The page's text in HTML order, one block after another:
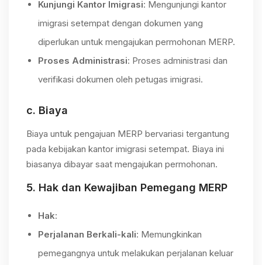
Kunjungi Kantor Imigrasi: Mengunjungi kantor
imigrasi setempat dengan dokumen yang
diperlukan untuk mengajukan permohonan MERP.
Proses Administrasi: Proses administrasi dan
verifikasi dokumen oleh petugas imigrasi.
c. Biaya
Biaya untuk pengajuan MERP bervariasi tergantung
pada kebijakan kantor imigrasi setempat. Biaya ini
biasanya dibayar saat mengajukan permohonan.
5. Hak dan Kewajiban Pemegang MERP
Hak:
Perjalanan Berkali-kali: Memungkinkan
pemegangnya untuk melakukan perjalanan keluar